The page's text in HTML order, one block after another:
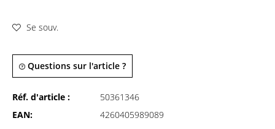
Se souv.
Questions sur l'article ?
Réf. d'article :
50361346
EAN:
4260405989089